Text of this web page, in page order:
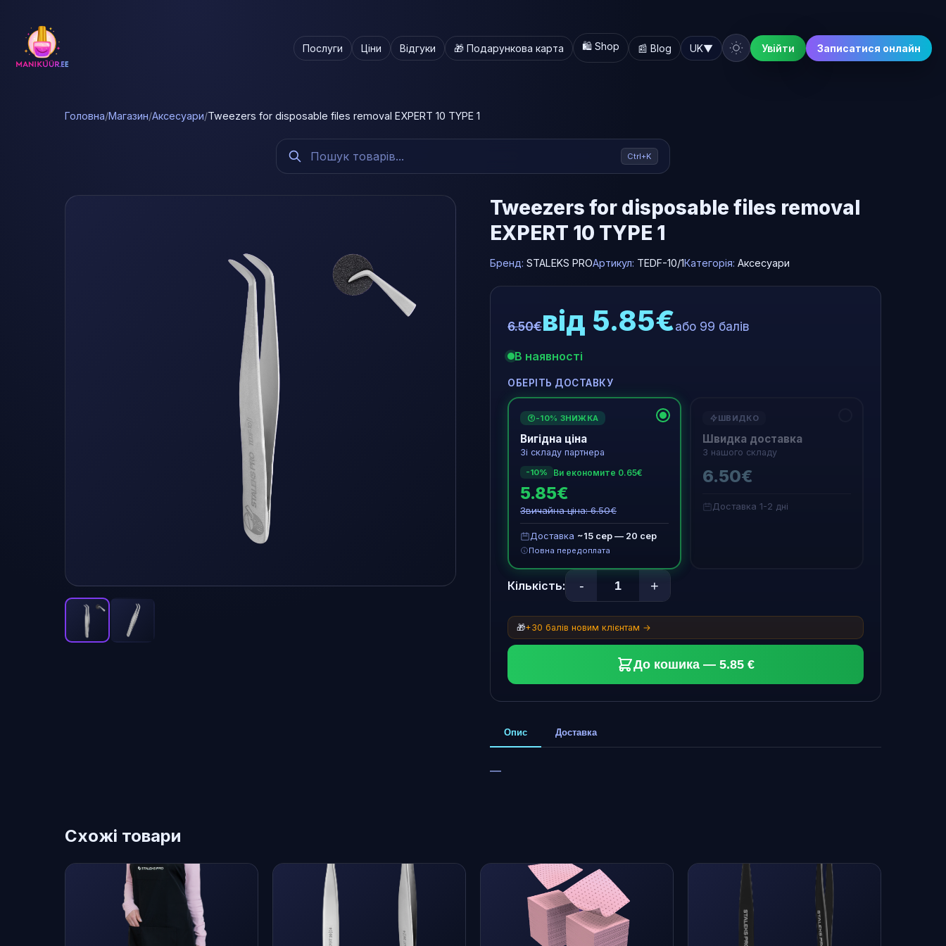
Послуги Ціни Відгуки 🎁 Подарункова карта 🛍️ Shop 📰 Blog UK▼ Увійти Записатися онлайн
Головна/Магазин/Аксесуари/Tweezers for disposable files removal EXPERT 10 TYPE 1
Ctrl+K
Tweezers for disposable files removal
EXPERT 10 TYPE 1
Бренд: STALEKS PROАртикул: TEDF-10/1Категорія: Аксесуари
6.50€від 5.85€або 99 балів
В наявності
ОБЕРІТЬ ДОСТАВКУ
€ -10% ЗНИЖКА
Вигідна ціна
Зі складу партнера
-10% Ви економите 0.65€
5.85€
Звичайна ціна: 6.50€
Доставка ~15 сер — 20 сер
Повна передоплата
ШВИДКО
Швидка доставка
З нашого складу
6.50€
Доставка 1-2 дні
Кількість: - +
🎁+30 балів новим клієнтам →
До кошика — 5.85 €
Опис Доставка
—
Схожі товари